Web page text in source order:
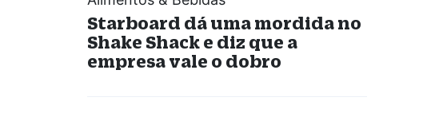
Starboard dá uma mordida no
Shake Shack e diz que a
empresa vale o dobro